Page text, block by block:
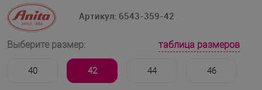
Артикул: 6543-359-42
Выберите размер: таблица размеров
40 42 44 46